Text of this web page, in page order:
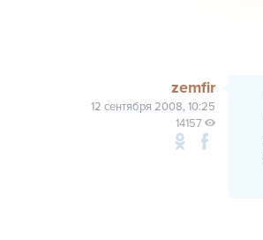
zemfir
12 сентября 2008, 10:25
14157